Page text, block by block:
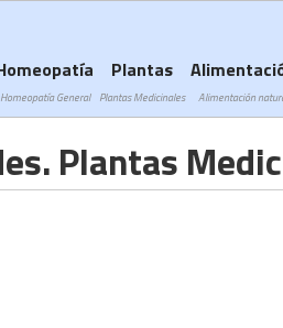
Plantas
Homeopatía General
Plantas
Plantas Medicinales Alimentación